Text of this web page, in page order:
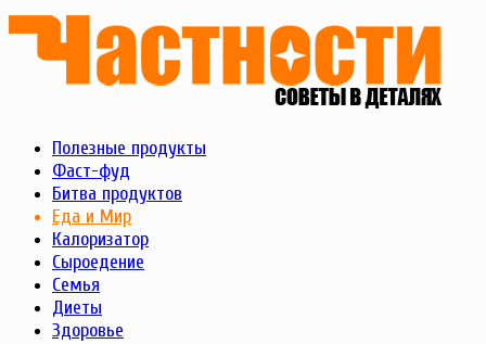
Полезные продукты
Фаст-фуд
Битва продуктов
Еда и Мир
Калоризатор
Сыроедение
Семья
Диеты
Здоровье